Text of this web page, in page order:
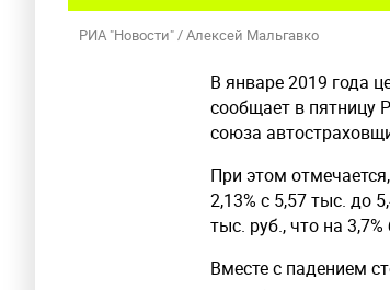
РИА "Новости" / Алексей Мальгавко
В январе 2019 года
сообщает в пятницу
союза
При этом
2,13% с 5,57 тыс. до
тыс. руб., что на
Вместе с падением